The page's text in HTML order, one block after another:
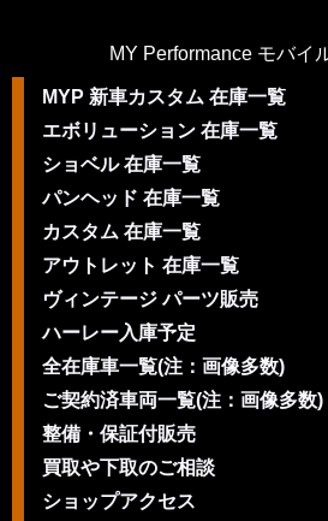
MY Performance モバイ
MYP 新車カスタム 在庫一覧
エボリューション 在庫一覧
ショベル 在庫一覧
パンヘッド 在庫一覧
カスタム 在庫一覧
アウトレット 在庫一覧
ヴィンテージ パーツ販売
ハーレー入庫予定
全在庫車一覧(注：画像多数)
ご契約済車両一覧(注：画像多数)
整備・保証付販売
買取や下取のご相談
ショップアクセス